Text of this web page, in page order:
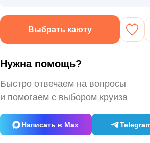
Выбрать каюту
Нужна помощь?
Быстро отвечаем на вопросы
и помогаем с выбором круиза
Написать в Max